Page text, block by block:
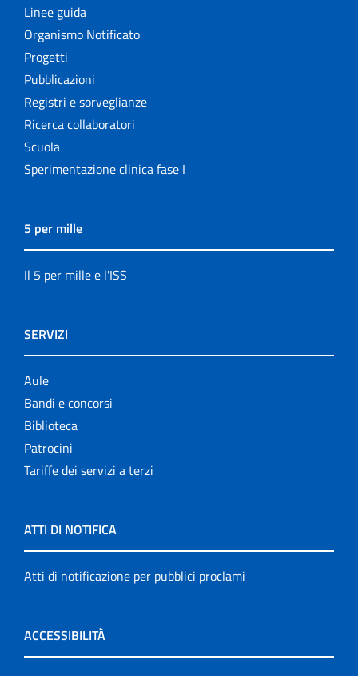
Linee guida
Organismo Notificato
Progetti
Pubblicazioni
Registri e sorveglianze
Ricerca collaboratori
Scuola
Sperimentazione clinica fase I
5 per mille
Il 5 per mille e l'ISS
SERVIZI
Aule
Bandi e concorsi
Biblioteca
Patrocini
Tariffe dei servizi a terzi
ATTI DI NOTIFICA
Atti di notificazione per pubblici proclami
ACCESSIBILITÀ